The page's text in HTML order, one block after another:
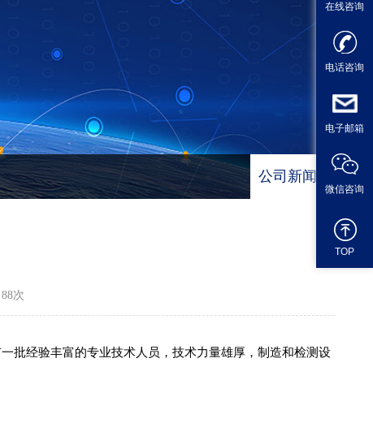
公司新闻
次
批经验丰富的专业技术人员，技术力量雄厚，制造和检测设
在线咨询
电话咨询
电子邮箱
邮箱
微信咨询
TOP